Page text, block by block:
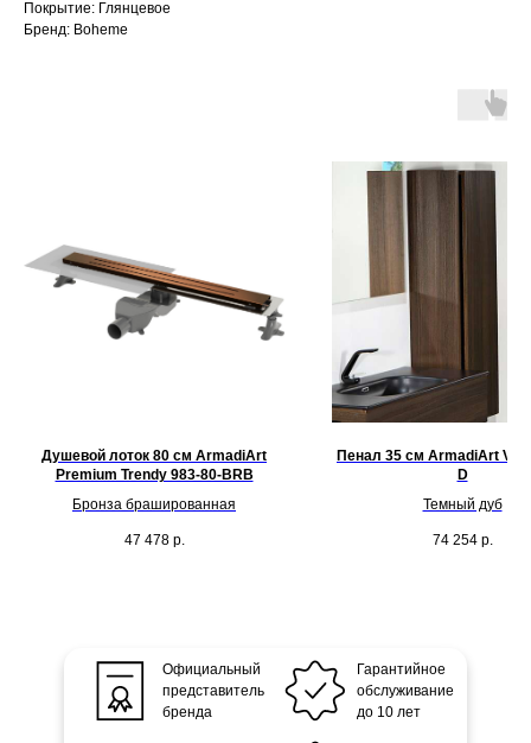
Покрытие: Глянцевое
Бренд: Boheme
Душевой лоток 80 см ArmadiArt
Premium Trendy 983-80-BRB
Бронза брашированная
47 478 р.
Пенал 35 см ArmadiArt
D
Темный дуб
74 254 р.
Официальный
представитель
бренда
Гарантийное
обслуживание
до 10 лет